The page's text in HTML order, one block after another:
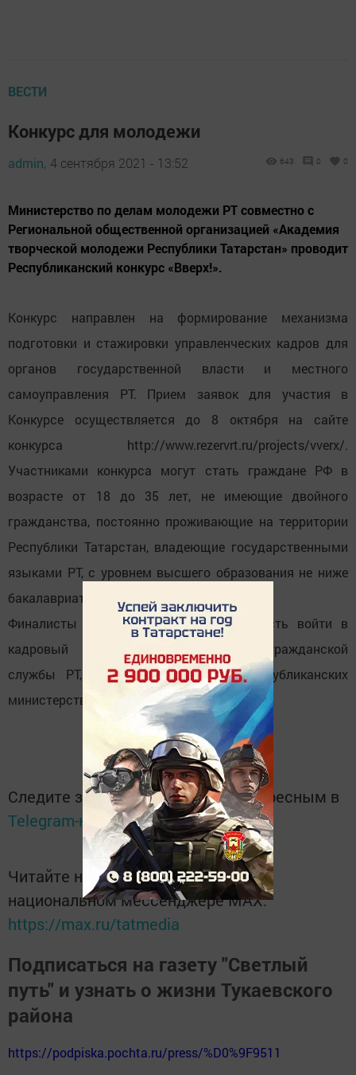
ВЕСТИ
Конкурс для молодежи
admin, 4 сентября 2021 - 13:52 643 0 0
Министерство по делам молодежи РТ совместно с
Региональной общественной организацией «Академия
творческой молодежи Республики Татарстан» проводит
Республиканский конкурс «Вверх!».
Конкурс направлен на формирование механизма
подготовки и стажировки управленческих кадров для
органов государственной власти и местного
самоуправления РТ. Прием заявок для участия в
Конкурсе осуществляется до 8 октября на сайте
конкурса http://www.rezervrt.ru/projects/vverx/.
Участниками конкурса могут стать граждане РФ в
возрасте от 18 до 35 лет, не имеющие двойного
гражданства, постоянно проживающие на территории
Республики Татарстан, владеющие государственными
языками РТ, с уровнем высшего образования не ниже
бакалавриата, специалитета.
Финалисты конкурса получат возможность войти в
кадровый резерв государственной гражданской
службы РТ, пройти стажировку в республиканских
министерствах и ведомствах.
Следите за самым важным и интересным в
Telegram-каналеТатмедиа
Читайте новости Татарстана в
национальном мессенджере MАХ:
https://max.ru/tatmedia
Подписаться на газету "Светлый
путь" и узнать о жизни Тукаевского
района
https://podpiska.pochta.ru/press/%D0%9F9511